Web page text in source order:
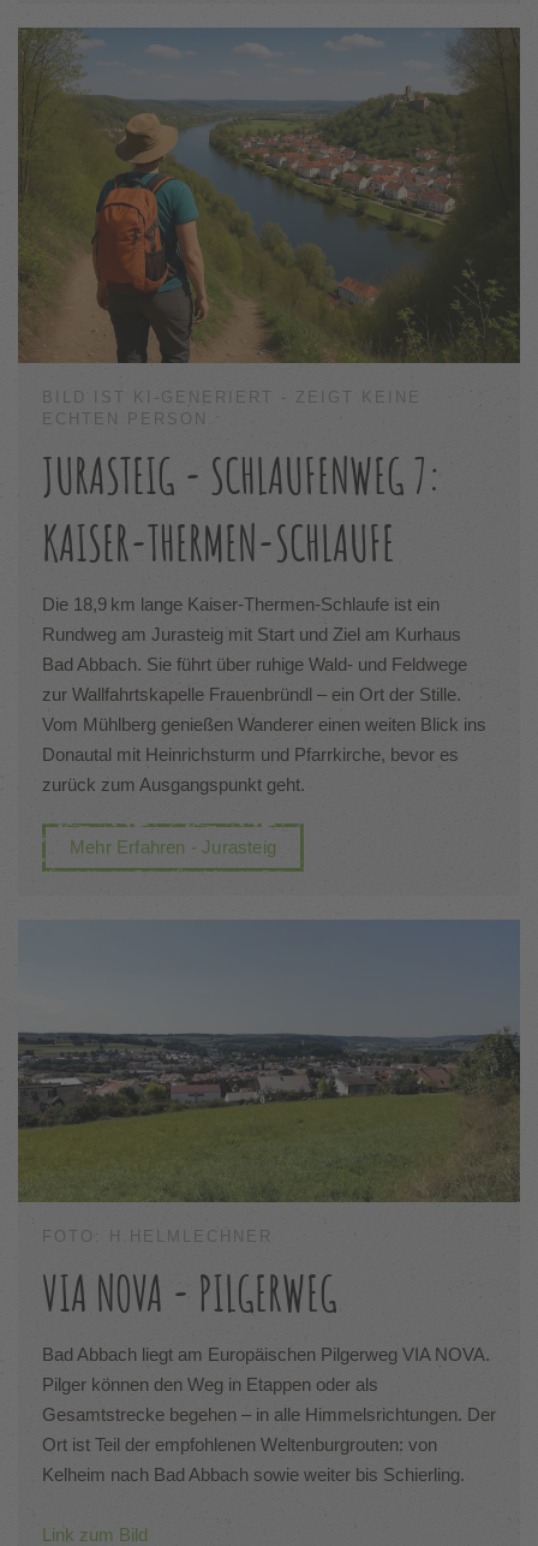
BILD IST KI-GENERIERT - ZEIGT KEINE
ECHTEN PERSON.
JURASTEIG - SCHLAUFENWEG 7:
KAISER-THERMEN-SCHLAUFE
Die 18,9 km lange Kaiser-Thermen-Schlaufe ist ein
Rundweg am Jurasteig mit Start und Ziel am Kurhaus
Bad Abbach. Sie führt über ruhige Wald- und Feldwege
zur Wallfahrtskapelle Frauenbründl – ein Ort der Stille.
Vom Mühlberg genießen Wanderer einen weiten Blick ins
Donautal mit Heinrichsturm und Pfarrkirche, bevor es
zurück zum Ausgangspunkt geht.
Mehr Erfahren - Jurasteig
FOTO: H.HELMLECHNER
VIA NOVA - PILGERWEG
Bad Abbach liegt am Europäischen Pilgerweg VIA NOVA.
Pilger können den Weg in Etappen oder als
Gesamtstrecke begehen – in alle Himmelsrichtungen. Der
Ort ist Teil der empfohlenen Weltenburgrouten: von
Kelheim nach Bad Abbach sowie weiter bis Schierling.
Link zum Bild